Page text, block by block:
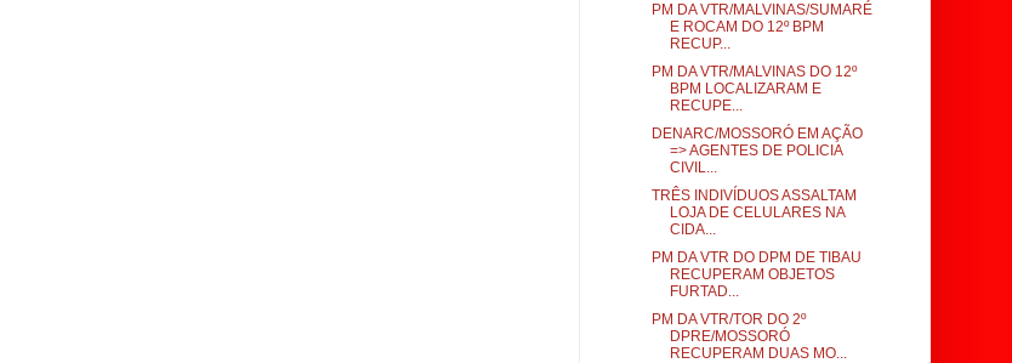
PM DA VTR/MALVINAS/SUMARÉ
E ROCAM DO 12º BPM
RECUP...
PM DA VTR/MALVINAS DO 12º
BPM LOCALIZARAM E
RECUPE...
DENARC/MOSSORÓ EM AÇÃO
=> AGENTES DE POLICIA
CIVIL...
TRÊS INDIVÍDUOS ASSALTAM
LOJA DE CELULARES NA
CIDA...
PM DA VTR DO DPM DE TIBAU
RECUPERAM OBJETOS
FURTAD...
PM DA VTR/TOR DO 2º
DPRE/MOSSORÓ
RECUPERAM DUAS MO...